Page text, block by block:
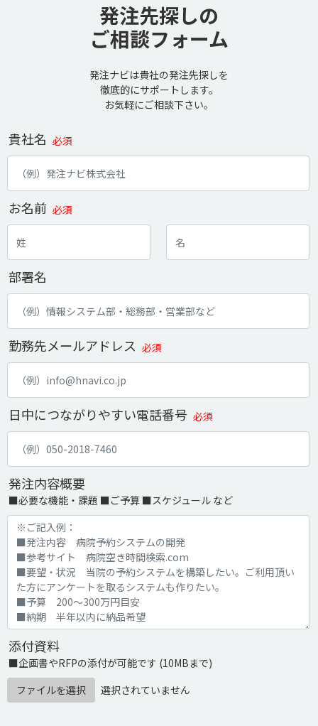
発注先探しの
ご相談フォーム
発注ナビは貴社の発注先探しを
徹底的にサポートします。
お気軽にご相談下さい。
貴社名 必須
お名前 必須
部署名
勤務先メールアドレス 必須
日中につながりやすい電話番号 必須
発注内容概要
■必要な機能・課題 ■ご予算 ■スケジュール など
添付資料
■企画書やRFPの添付が可能です (10MBまで)
ファイルを選択
選択されていません